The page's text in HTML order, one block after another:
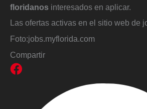
floridanos interesados en aplicar.
Las ofertas activas en el sitio web de
Foto:jobs.myflorida.com
Compartir